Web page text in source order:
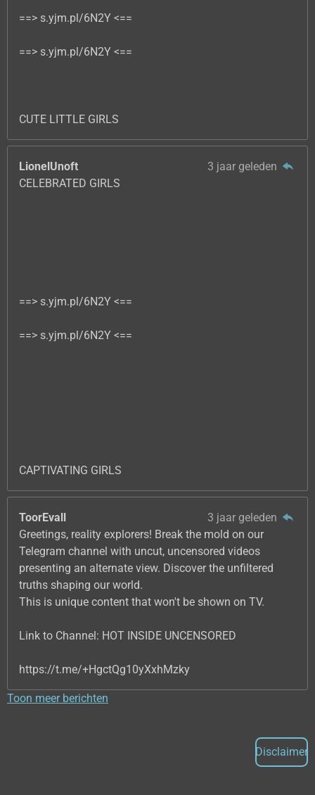
==> s.yjm.pl/6N2Y <==
==> s.yjm.pl/6N2Y <==
CUTE LITTLE GIRLS
LionelUnoft
3 jaar geleden
CELEBRATED GIRLS
==> s.yjm.pl/6N2Y <==
==> s.yjm.pl/6N2Y <==
CAPTIVATING GIRLS
ToorEvall
3 jaar geleden
Greetings, reality explorers! Break the mold on our
Telegram channel with uncut, uncensored videos
presenting an alternate view. Discover the unfiltered
truths shaping our world.
This is unique content that won't be shown on TV.
Link to Channel: HOT INSIDE UNCENSORED
https://t.me/+HgctQg10yXxhMzky
Toon meer berichten
Disclaimer